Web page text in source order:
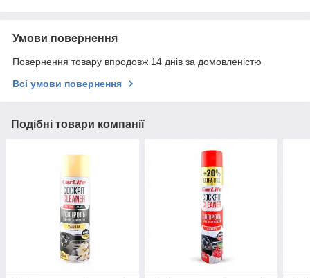
Умови повернення
Повернення товару впродовж 14 днів за домовленістю
Всі умови повернення
Подібні товари компанії